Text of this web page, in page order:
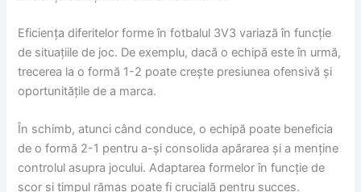
Eficiența diferitelor forme în fotbalul 3V3 variază în funcție
de situațiile de joc. De exemplu, dacă o echipă este în urmă,
trecerea la o formă 1-2 poate crește presiunea ofensivă și
oportunitățile de a marca.
În schimb, atunci când conduce, o echipă poate beneficia
de o formă 2-1 pentru a-și consolida apărarea și a menține
controlul asupra jocului. Adaptarea formelor în funcție de
scor și timpul rămas poate fi crucială pentru succes.